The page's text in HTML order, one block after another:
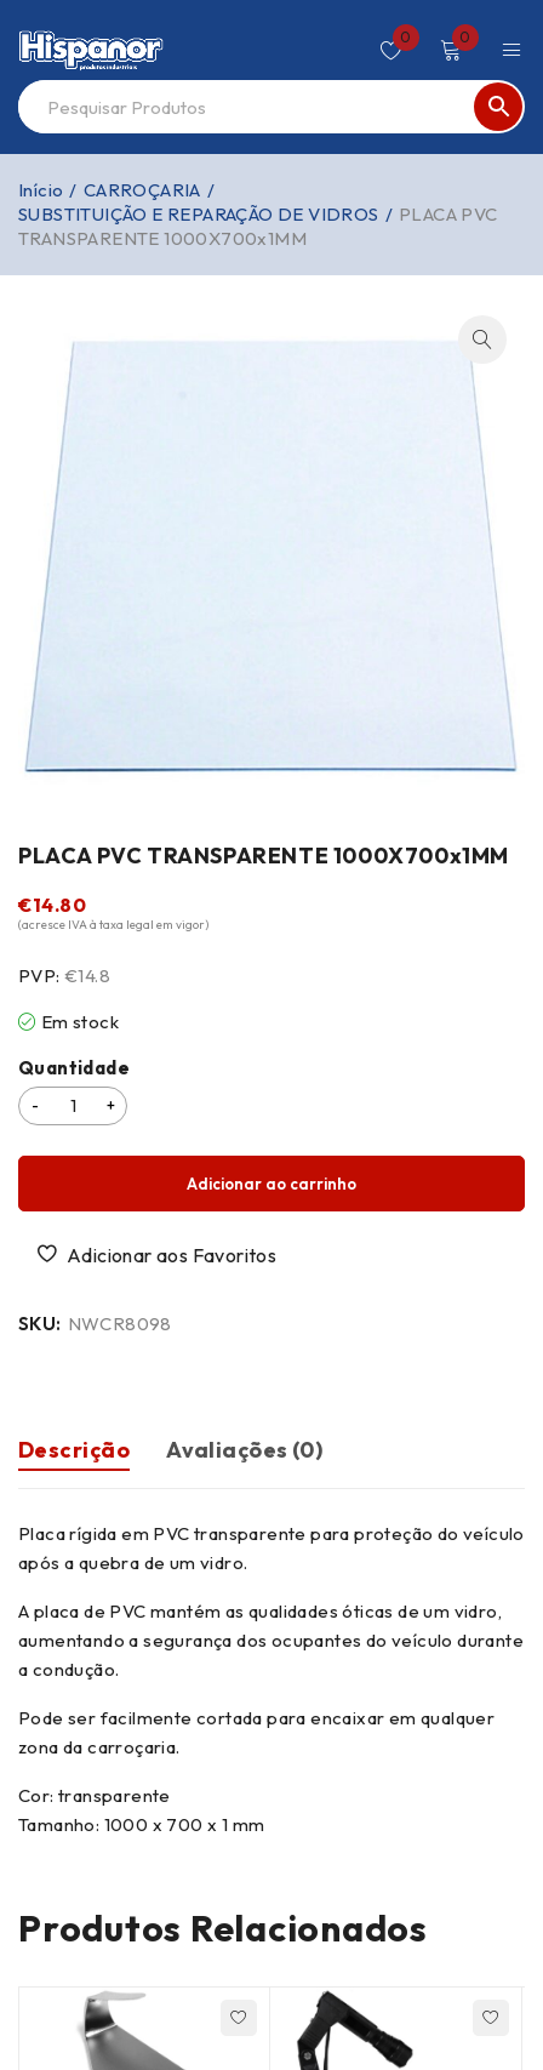
0 0
Início / CARROÇARIA /
SUBSTITUIÇÃO E REPARAÇÃO DE VIDROS / PLACA PVC
TRANSPARENTE 1000X700x1MM
PLACA PVC TRANSPARENTE 1000X700x1MM
€14.80
(acresce IVA à taxa legal em vigor)
PVP: €14.8
Em stock
Quantidade
Adicionar ao carrinho
SKU: NWCR8098
Descrição Avaliações (0)
Placa rígida em PVC transparente para proteção do veículo
após a quebra de um vidro.
A placa de PVC mantém as qualidades óticas de um vidro,
aumentando a segurança dos ocupantes do veículo durante
a condução.
Pode ser facilmente cortada para encaixar em qualquer
zona da carroçaria.
Cor: transparente
Tamanho: 1000 x 700 x 1 mm
Produtos Relacionados